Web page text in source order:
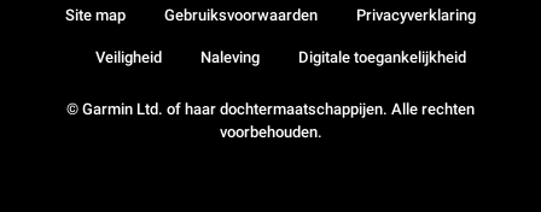
© Garmin Ltd. of haar dochtermaatschappijen. Alle rechten
voorbehouden.
Site map Gebruiksvoorwaarden Privacyverklaring
Veiligheid Naleving Digitale toegankelijkheid